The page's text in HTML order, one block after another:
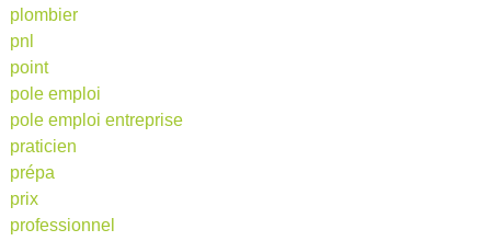
plombier
pnl
point
pole emploi
pole emploi entreprise
praticien
prépa
prix
professionnel